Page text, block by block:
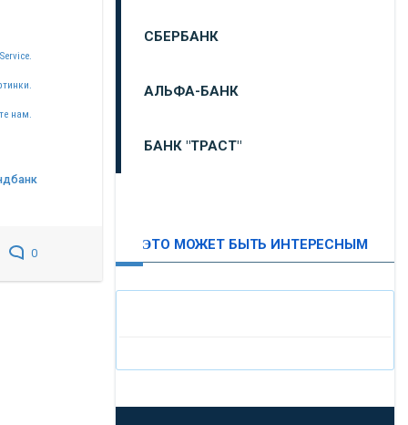
нам.
0
СБЕРБАНК
АЛЬФА-БАНК
БАНК "ТРАСТ"
ЭТО МОЖЕТ БЫТЬ ИНТЕРЕСНЫМ